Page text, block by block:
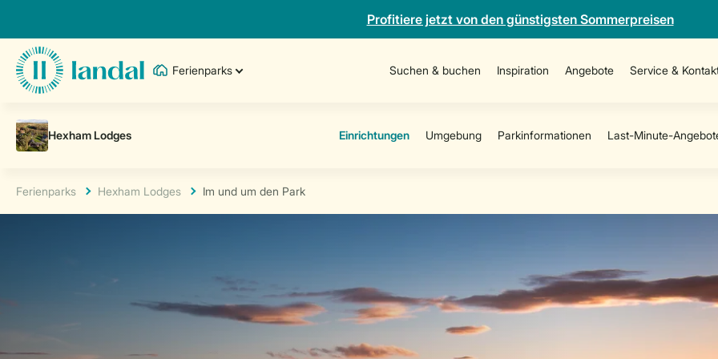
Profitiere jetzt von den günstigsten Sommerpreisen
Ferienparks Suchen & buchen Inspiration Angebote Service &
Ferienparks Hexham Lodges Im und um den Park